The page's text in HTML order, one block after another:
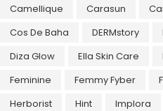
Camellique
Carasun
Cos De Baha
DERMstory
Diza Glow
Ella Skin Care
Feminine
Femmy Fyber
Herborist
Hint Implora